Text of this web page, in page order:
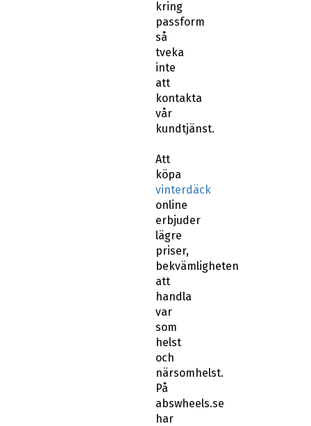
kring
passform
så
tveka
inte
att
kontakta
vår
kundtjänst.
Att
köpa
vinterdäck
online
erbjuder
lägre
priser,
bekvämligheten
att
handla
var
som
helst
och
närsomhelst.
På
abswheels.se
har